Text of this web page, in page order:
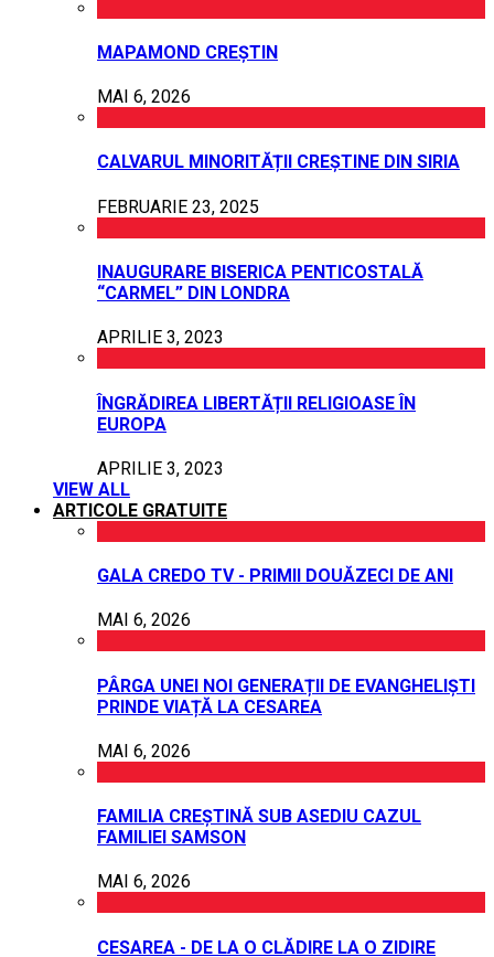
MAPAMOND CREȘTIN
MAI 6, 2026
CALVARUL MINORITĂȚII CREȘTINE DIN SIRIA
FEBRUARIE 23, 2025
INAUGURARE BISERICA PENTICOSTALĂ
“CARMEL” DIN LONDRA
APRILIE 3, 2023
ÎNGRĂDIREA LIBERTĂȚII RELIGIOASE ÎN
EUROPA
APRILIE 3, 2023
VIEW ALL
ARTICOLE GRATUITE
GALA CREDO TV - PRIMII DOUĂZECI DE ANI
MAI 6, 2026
PÂRGA UNEI NOI GENERAȚII DE EVANGHELIȘTI
PRINDE VIAȚĂ LA CESAREA
MAI 6, 2026
FAMILIA CREȘTINĂ SUB ASEDIU CAZUL
FAMILIEI SAMSON
MAI 6, 2026
CESAREA - DE LA O CLĂDIRE LA O ZIDIRE